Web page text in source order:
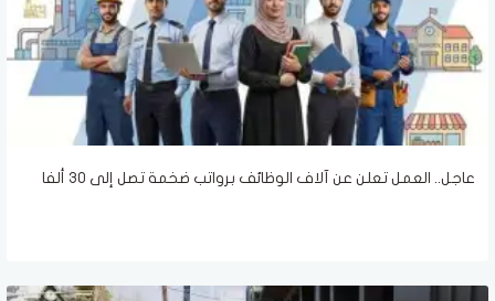
عاجل.. العمل تعلن عن آلاف الوظائف برواتب ضخمة تصل إلى 30 ألفا